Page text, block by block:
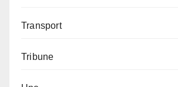
Transport
Tribune